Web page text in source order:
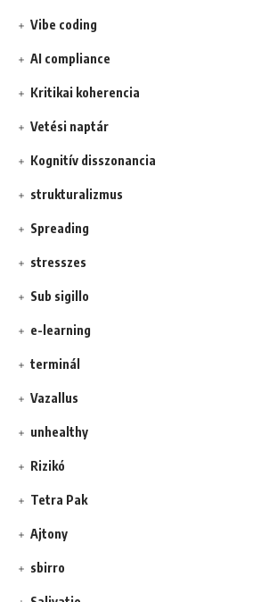
Vibe coding
AI compliance
Kritikai koherencia
Vetési naptár
Kognitív disszonancia
strukturalizmus
Spreading
stresszes
Sub sigillo
e-learning
terminál
Vazallus
unhealthy
Rizikó
Tetra Pak
Ajtony
sbirro